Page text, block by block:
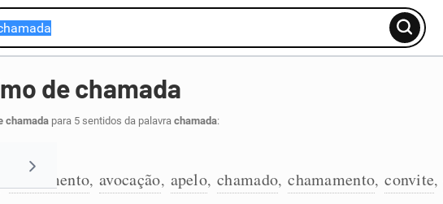
de chamada
chamadapara 5 sentidos da palavra chamada:
avocamento, avocação, apelo, chamado, chamamento, convite,